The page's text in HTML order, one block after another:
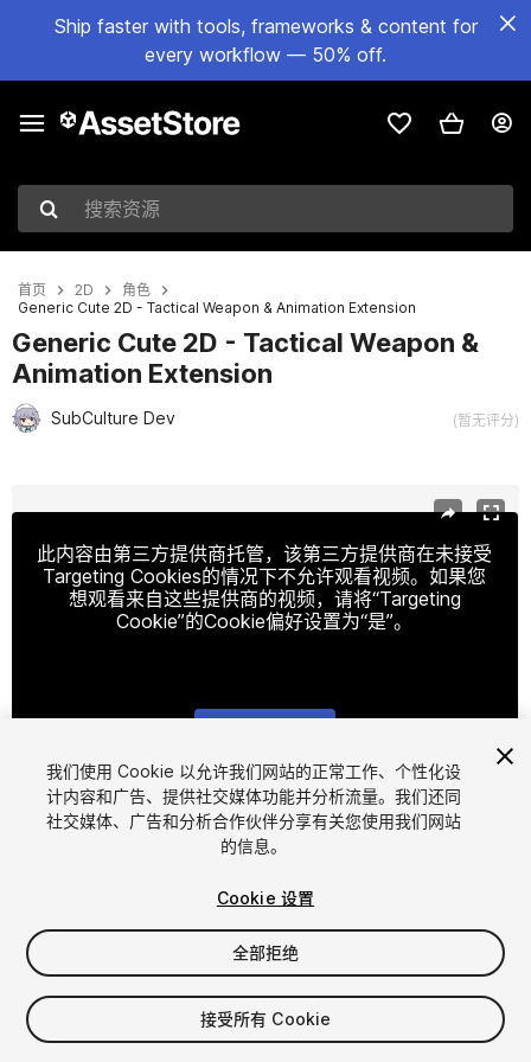
Ship faster with tools, frameworks & content for
every workflow — 50% off.
搜索资源
首页 2D
角色
Generic Cute 2D - Tactical Weapon & Animation Extension
Generic Cute 2D - Tactical Weapon &
Animation Extension
SubCulture Dev (暂无评分)
此内容由第三方提供商托管，该第三方提供商在未接受
Targeting Cookies的情况下不允许观看视频。如果您
想观看来自这些提供商的视频，请将“Targeting
Cookie”的Cookie偏好设置为“是”。
1/8
$20
增值税将在结算时计算
我们使用 Cookie 以允许我们网站的正常工作、个性化设
计内容和广告、提供社交媒体功能并分析流量。我们还同
社交媒体、广告和分析合作伙伴分享有关您使用我们网站
的信息。
Cookie 设置
全部拒绝
接受所有 Cookie